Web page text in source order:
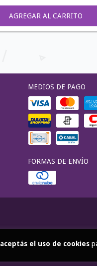
aceptás el uso de cookies
MEDIOS DE PAGO
FORMAS DE ENVÍO